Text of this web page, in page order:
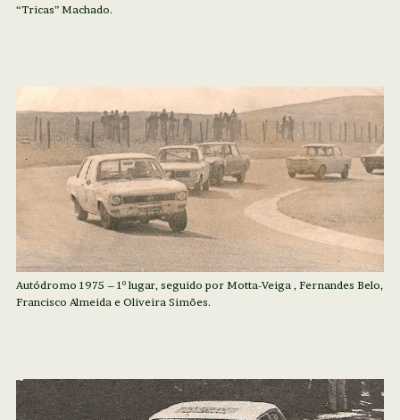
“Tricas” Machado.
Autódromo 1975 – 1º lugar, seguido por Motta-Veiga , Fernandes Belo,
Francisco Almeida e Oliveira Simões.